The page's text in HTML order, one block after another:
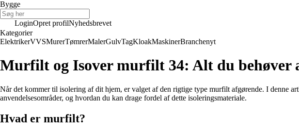
Bygge
LoginOpret profilNyhedsbrevet
Kategorier
ElektrikerVVSMurerTømrerMalerGulvTagKloakMaskinerBranchenyt
Murfilt og Isover murfilt 34: Alt du behøver
Når det kommer til isolering af dit hjem, er valget af den rigtige type murfilt afgørende. I
anvendelsesområder, og hvordan du kan drage fordel af dette isoleringsmateriale.
Hvad er murfilt?